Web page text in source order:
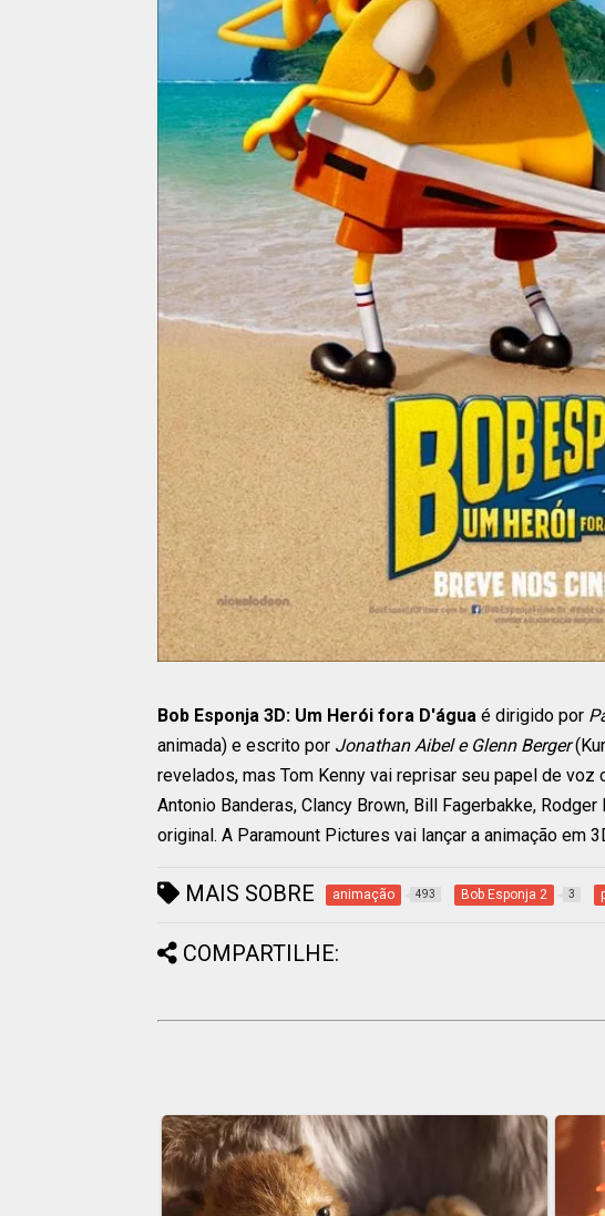
Bob Esponja 3D: Um Herói fora D'água é dirigido por
animada) e escrito por Jonathan Aibel e Glenn Berger
revelados, mas Tom Kenny vai reprisar seu papel de
Antonio Banderas, Clancy Brown, Bill Fagerbakke,
original. A Paramount Pictures vai lançar a animação em
MAIS SOBRE animação 493 Bob Esponja 2 3
COMPARTILHE: